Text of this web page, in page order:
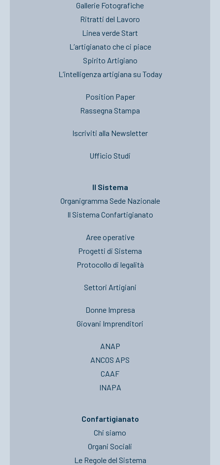
Gallerie Fotografiche
Ritratti del Lavoro
Linea verde Start
L’artigianato che ci piace
Spirito Artigiano
L’intelligenza artigiana su Today
Position Paper
Rassegna Stampa
Iscriviti alla Newsletter
Ufficio Studi
Il Sistema
Organigramma Sede Nazionale
Il Sistema Confartigianato
Aree operative
Progetti di Sistema
Protocollo di legalità
Settori Artigiani
Donne Impresa
Giovani Imprenditori
ANAP
ANCOS APS
CAAF
INAPA
Confartigianato
Chi siamo
Organi Sociali
Le Regole del Sistema